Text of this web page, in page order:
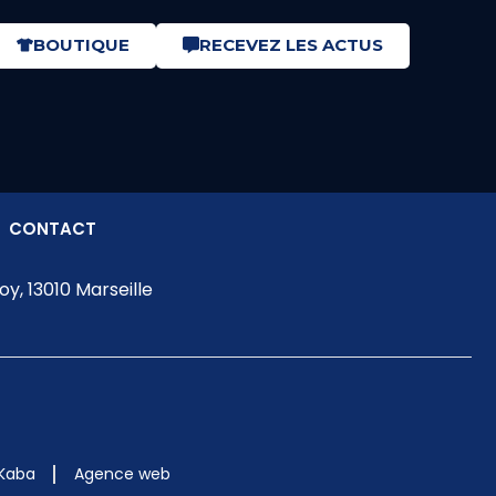
BOUTIQUE RECEVEZ LES ACTUS
CONTACT
13010 Marseille
Agence web